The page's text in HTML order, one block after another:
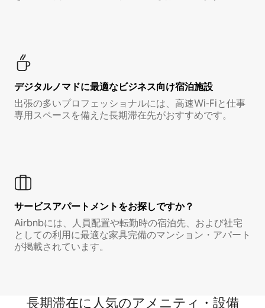
デジタルノマド⁠に最⁠適⁠なビ⁠ジ⁠ネ⁠ス⁠向⁠け宿⁠泊⁠施⁠設
出張の多いプロフェッショナルには、高速Wi-Fiと仕事
専用スペースを備えた長期滞在先がおすすめです。
サービスアパートメントをお探しですか？
Airbnbには、人員配置や転勤時の宿泊先、および社宅
としての利用に最適な家具完備のマンション・アパート
が掲載されています。
長期滞在に人気のアメニティ・設備